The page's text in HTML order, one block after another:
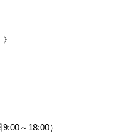
9:00～18:00）